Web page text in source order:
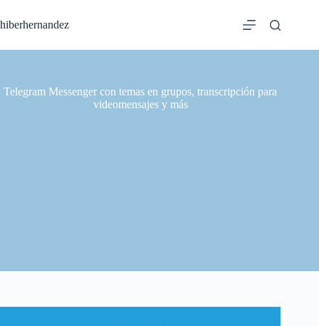
al
contenido
hiberhernandez
Telegram Messenger con temas en grupos, transcripción para
videomensajes y más